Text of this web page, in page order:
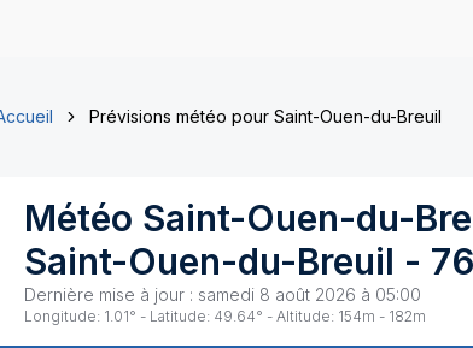
Prévisions météo pour Saint-Ouen-du-Breuil
Météo Saint-Ouen-du-
Saint-Ouen-du-Breuil -
Dernière mise à jour : samedi 8 août 2026 à 05:00
Longitude: 1.01° - Latitude: 49.64° - Altitude: 154m - 182m